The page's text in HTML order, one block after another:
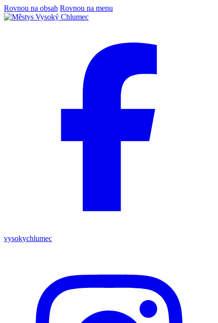
Rovnou na obsah Rovnou na menu
vysokychlumec